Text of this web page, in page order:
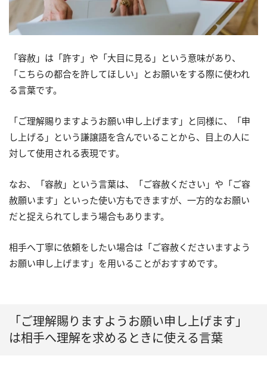
「容赦」は「許す」や「大目に見る」という意味があり、
「こちらの都合を許してほしい」とお願いをする際に使われ
る言葉です。
「ご理解賜りますようお願い申し上げます」と同様に、「申
し上げる」という謙譲語を含んでいることから、目上の人に
対して使用される表現です。
なお、「容赦」という言葉は、「ご容赦ください」や「ご容
赦願います」といった使い方もできますが、一方的なお願い
だと捉えられてしまう場合もあります。
相手へ丁寧に依頼をしたい場合は「ご容赦くださいますよう
お願い申し上げます」を用いることがおすすめです。
「ご理解賜りますようお願い申し上げます」
は相手へ理解を求めるときに使える言葉